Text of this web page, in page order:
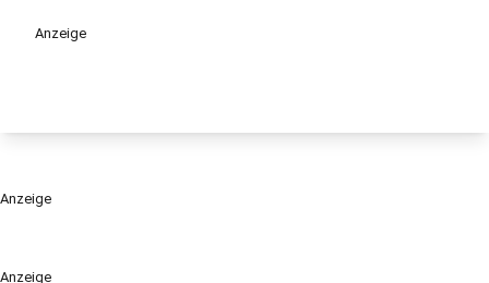
Anzeige
Anzeige
Anzeige